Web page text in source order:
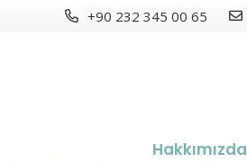
+90 232 345 00 65
Hakkımızda